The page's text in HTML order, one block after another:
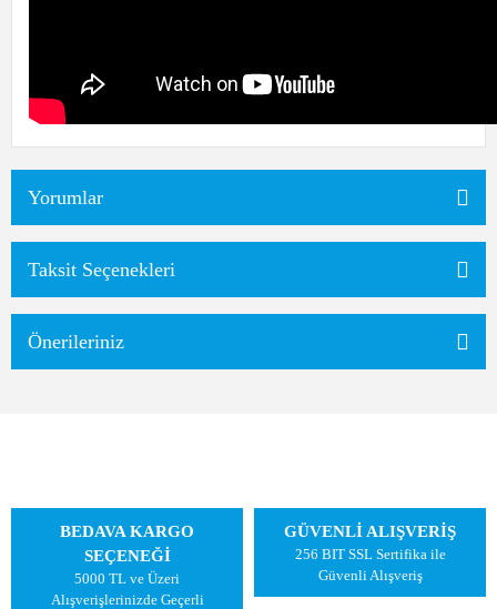
Yorumlar
Taksit Seçenekleri
Önerileriniz
BEDAVA KARGO
SEÇENEĞİ
5000 TL ve Üzeri
Alışverişlerinizde Geçerli
GÜVENLİ ALIŞVERİŞ
256 BIT SSL Sertifika ile
Güvenli Alışveriş